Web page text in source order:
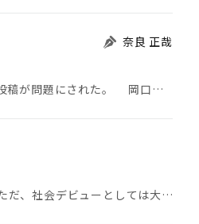
奈良 正哉
仙台高裁の岡口裁判官が弾劾裁判で罷免された。SNSへの不適切な投稿が問題にされた。 岡口裁判官と…
類まれな才能とほとばしる情熱があるなら卒業即起業も止めない。ただ、社会デビューとしては大企業で社会…